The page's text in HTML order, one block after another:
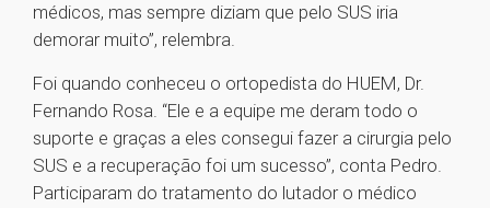
médicos, mas sempre diziam que pelo SUS iria
demorar muito”, relembra.
Foi quando conheceu o ortopedista do HUEM, Dr.
Fernando Rosa. “Ele e a equipe me deram todo o
suporte e graças a eles consegui fazer a cirurgia pelo
SUS e a recuperação foi um sucesso”, conta Pedro.
Participaram do tratamento do lutador o médico